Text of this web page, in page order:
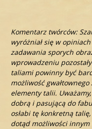
Komentarz twórców:
wyróżniał się w
zadawania sporych
wprowadzeniu
taliami powinny być
możliwość
elementy talii.
dobrą i pasującą do
osłabi tę konkretną
dotąd możliwości innym